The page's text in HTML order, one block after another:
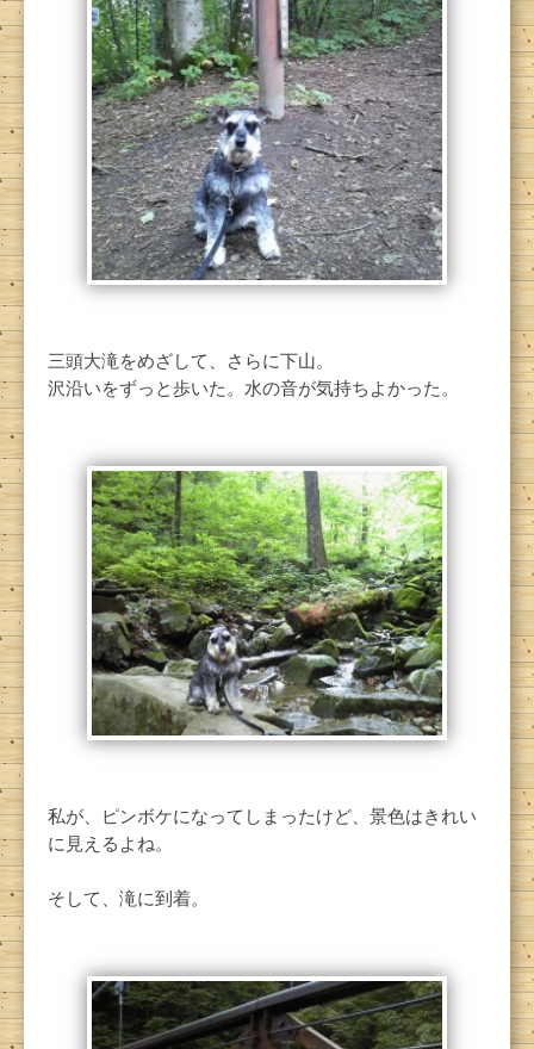
三頭大滝をめざして、さらに下山。
沢沿いをずっと歩いた。水の音が気持ちよかった。
私が、ピンボケになってしまったけど、景色はきれい
に見えるよね。
そして、滝に到着。